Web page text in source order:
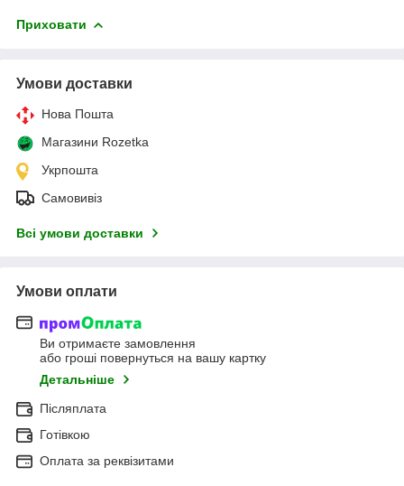
Приховати
Умови доставки
Нова Пошта
Магазини Rozetka
Укрпошта
Самовивіз
Всі умови доставки
Умови оплати
Ви отримаєте замовлення
або гроші повернуться на вашу картку
Детальніше
Післяплата
Готівкою
Оплата за реквізитами